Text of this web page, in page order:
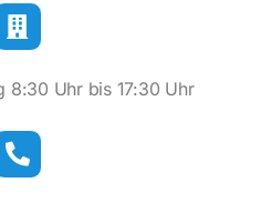
8:30 Uhr bis 17:30 Uhr